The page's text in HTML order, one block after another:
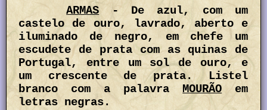
ARMAS - De azul, com um
castelo de ouro, lavrado, aberto e
iluminado de negro, em chefe um
escudete de prata com as quinas de
Portugal, entre um sol de ouro, e
um crescente de prata. Listel
branco com a palavra MOURÃO em
letras negras.